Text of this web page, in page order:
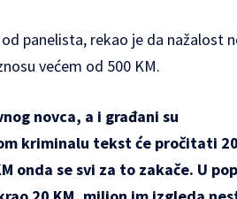
panelista, rekao je da nažalost
većem od 500 KM.
novca, a i građani su
kriminalu tekst će pročitati
onda se svi za to zakače. U